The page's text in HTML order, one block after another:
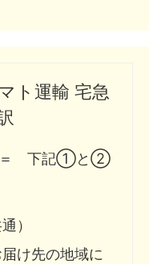
ト運輸 宅急
＝ 下記①と②
）
け先の地域に